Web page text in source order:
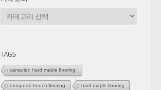
카
TAGS
canadian hard maple flooring;
european beech flooring hard maple flooring